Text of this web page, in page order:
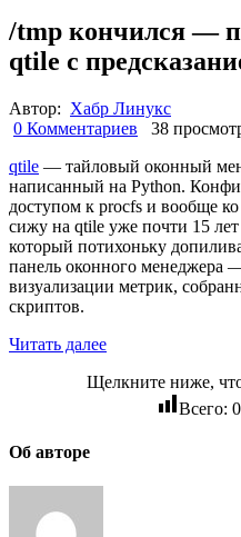
/tmp кончился —
qtile с
Автор: Хабр Линукс
0 Комментариев
38
qtile — тайловый оконный
написанный на Python.
доступом к procfs и вообще
сижу на qtile уже почти 15
который потихоньку
панель оконного менеджера
визуализации метрик,
скриптов.
Читать далее
Щелкните ниже,
Всего: 0
Об авторе